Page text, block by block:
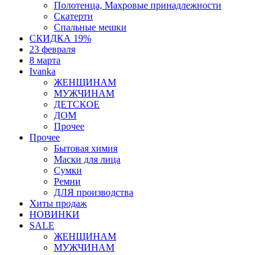
Полотенца, Махровые принадлежности
Скатерти
Спальные мешки
СКИДКА 19%
23 февраля
8 марта
Ivanka
ЖЕНЩИНАМ
МУЖЧИНАМ
ДЕТСКОЕ
ДОМ
Прочее
Прочее
Бытовая химия
Маски для лица
Сумки
Ремни
ДЛЯ производства
Хиты продаж
НОВИНКИ
SALE
ЖЕНЩИНАМ
МУЖЧИНАМ